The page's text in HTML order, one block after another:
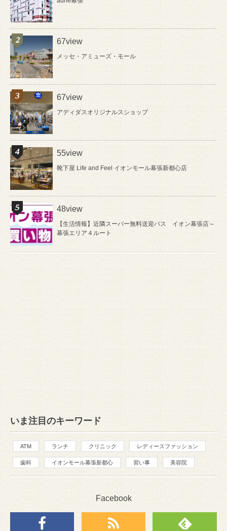
67view
メッセ・アミューズ・モール
67view
アディダスオリジナルスショップ
55view
靴下屋 Life and Feel イオンモール幕張新都心店
48view
【生活情報】近隣スーパー無料送迎バス イオン幕張店～
幕張エリア４ルート
いま注目のキーワード
ATM ランチ クリニック レディースファッション
歯科 イオンモール幕張新都心 習い事 美容院
Facebook